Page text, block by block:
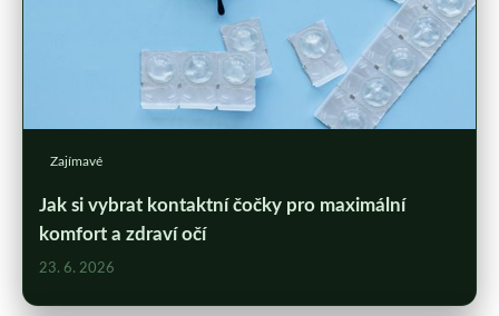
Zajímavé
Jak si vybrat kontaktní čočky pro maximální
komfort a zdraví očí
23. 6. 2026